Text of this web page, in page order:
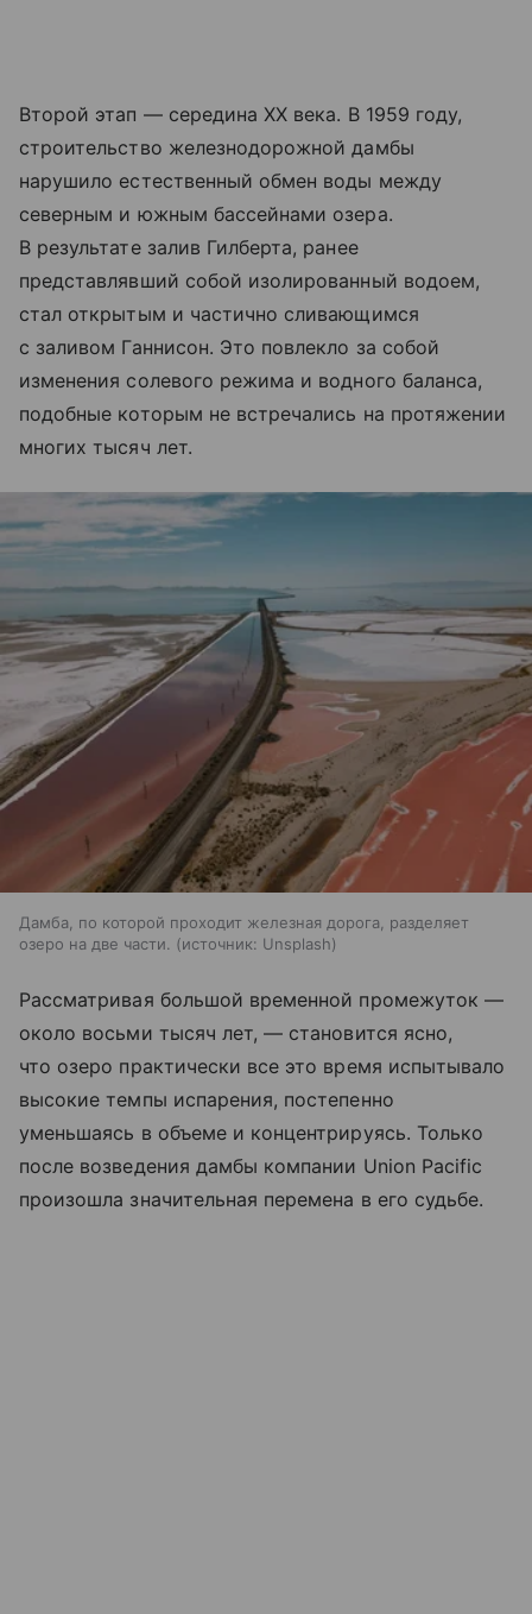
Второй этап — середина XX века. В 1959 году,
строительство железнодорожной дамбы
нарушило естественный обмен воды между
северным и южным бассейнами озера.
В результате залив Гилберта, ранее
представлявший собой изолированный водоем,
стал открытым и частично сливающимся
с заливом Ганнисон. Это повлекло за собой
изменения солевого режима и водного баланса,
подобные которым не встречались на протяжении
многих тысяч лет.
Дамба, по которой проходит железная дорога, разделяет
озеро на две части.
источник: Unsplash
Рассматривая большой временной промежуток —
около восьми тысяч лет, — становится ясно,
что озеро практически все это время испытывало
высокие темпы испарения, постепенно
уменьшаясь в объеме и концентрируясь. Только
после возведения дамбы компании Union Pacific
произошла значительная перемена в его судьбе.